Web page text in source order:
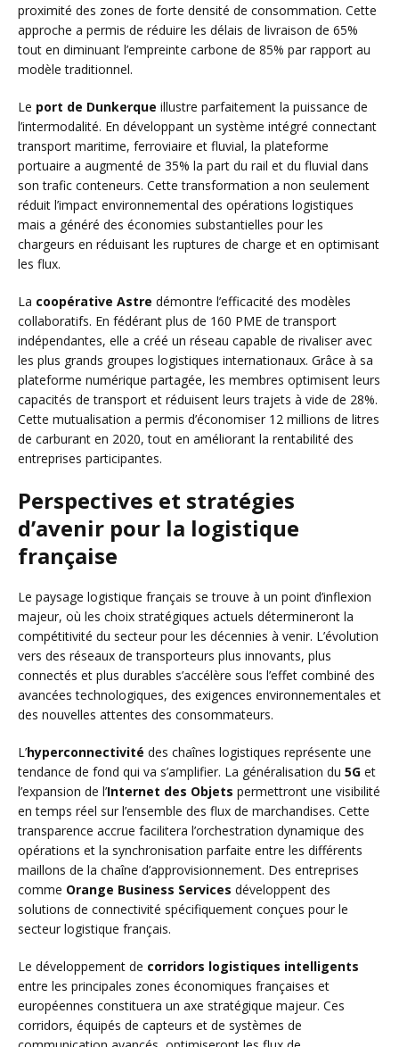
proximité des zones de forte densité de consommation. Cette
approche a permis de réduire les délais de livraison de 65%
tout en diminuant l’empreinte carbone de 85% par rapport au
modèle traditionnel.
Le port de Dunkerque illustre parfaitement la puissance de
l’intermodalité. En développant un système intégré connectant
transport maritime, ferroviaire et fluvial, la plateforme
portuaire a augmenté de 35% la part du rail et du fluvial dans
son trafic conteneurs. Cette transformation a non seulement
réduit l’impact environnemental des opérations logistiques
mais a généré des économies substantielles pour les
chargeurs en réduisant les ruptures de charge et en optimisant
les flux.
La coopérative Astre démontre l’efficacité des modèles
collaboratifs. En fédérant plus de 160 PME de transport
indépendantes, elle a créé un réseau capable de rivaliser avec
les plus grands groupes logistiques internationaux. Grâce à sa
plateforme numérique partagée, les membres optimisent leurs
capacités de transport et réduisent leurs trajets à vide de 28%.
Cette mutualisation a permis d’économiser 12 millions de litres
de carburant en 2020, tout en améliorant la rentabilité des
entreprises participantes.
Perspectives et stratégies
d’avenir pour la logistique
française
Le paysage logistique français se trouve à un point d’inflexion
majeur, où les choix stratégiques actuels détermineront la
compétitivité du secteur pour les décennies à venir. L’évolution
vers des réseaux de transporteurs plus innovants, plus
connectés et plus durables s’accélère sous l’effet combiné des
avancées technologiques, des exigences environnementales et
des nouvelles attentes des consommateurs.
L’hyperconnectivité des chaînes logistiques représente une
tendance de fond qui va s’amplifier. La généralisation du 5G et
l’expansion de l’Internet des Objets permettront une visibilité
en temps réel sur l’ensemble des flux de marchandises. Cette
transparence accrue facilitera l’orchestration dynamique des
opérations et la synchronisation parfaite entre les différents
maillons de la chaîne d’approvisionnement. Des entreprises
comme Orange Business Services développent des
solutions de connectivité spécifiquement conçues pour le
secteur logistique français.
Le développement de corridors logistiques intelligents
entre les principales zones économiques françaises et
européennes constituera un axe stratégique majeur. Ces
corridors, équipés de capteurs et de systèmes de